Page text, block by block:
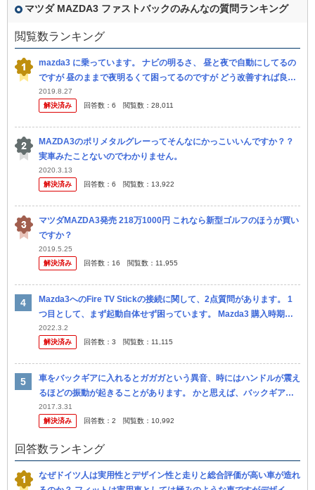
マツダ MAZDA3 ファストバックのみんなの質問ランキング
閲覧数ランキング
mazda3 に乗っています。 ナビの明るさ、 昼と夜で自動にしてるの
ですが 昼のままで夜明るくて困ってるのですが どう改善すれば良い
か教えてください。 よろしくお願いします。
2019.8.27
解決済み
回答数： 6 閲覧数： 28,011
MAZDA3のポリメタルグレーってそんなにかっこいいんですか？？
実車みたことないのでわかりません。
2020.3.13
解決済み
回答数： 6 閲覧数： 13,922
マツダMAZDA3発売 218万1000円 これなら新型ゴルフのほうが買い
ですか？
2019.5.25
解決済み
回答数： 16 閲覧数： 11,955
Mazda3へのFire TV Stickの接続に関して、2点質問があります。 1
つ目として、まず起動自体せず困っています。 Mazda3 購入時期：2
021年3月 Mazda純正カーナビ使用 車体
2022.3.2
解決済み
回答数： 3 閲覧数： 11,115
車をバックギアに入れるとガガガという異音、時にはハンドルが震え
るほどの振動が起きることがあります。 かと思えば、バックギアに
入れても音や振動がないこともあります。 数ヶ月内に買い換 える予
定はあ...
2017.3.31
解決済み
回答数： 2 閲覧数： 10,992
回答数ランキング
なぜドイツ人は実用性とデザイン性と走りと総合評価が高い車が造れ